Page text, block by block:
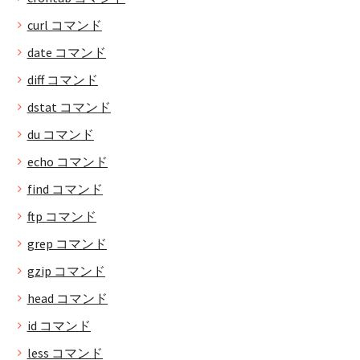
curl コマンド
date コマンド
diff コマンド
dstat コマンド
du コマンド
echo コマンド
find コマンド
ftp コマンド
grep コマンド
gzip コマンド
head コマンド
id コマンド
less コマンド